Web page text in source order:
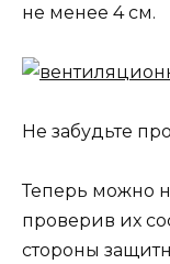
не менее 4 см.
Не забудьте
Теперь можно
проверив их
стороны